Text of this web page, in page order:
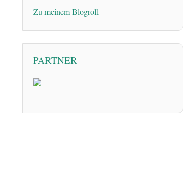
Zu meinem Blogroll
PARTNER